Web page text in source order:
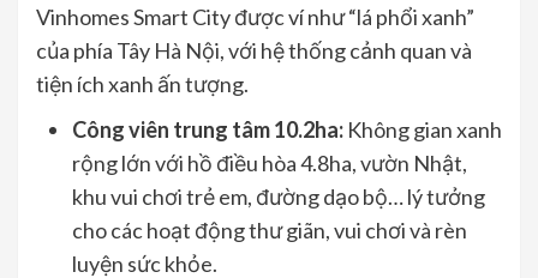
Vinhomes Smart City được ví như “lá phổi xanh”
của phía Tây Hà Nội, với hệ thống cảnh quan và
tiện ích xanh ấn tượng.
Công viên trung tâm 10.2ha: Không gian xanh
rộng lớn với hồ điều hòa 4.8ha, vườn Nhật,
khu vui chơi trẻ em, đường dạo bộ… lý tưởng
cho các hoạt động thư giãn, vui chơi và rèn
luyện sức khỏe.